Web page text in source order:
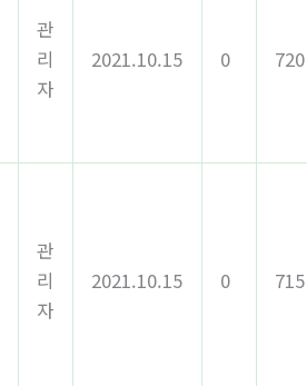
관
리
자
2021.10.15 0 720
관
리
자
2021.10.15 0 715